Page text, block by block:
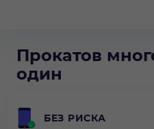
Прокатов
один
БЕЗ РИСКА